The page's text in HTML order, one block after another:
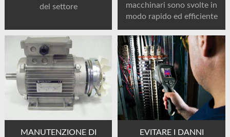
del settore
macchinari sono svolte in
modo rapido ed efficiente
MANUTENZIONE DI
EVITARE I DANNI